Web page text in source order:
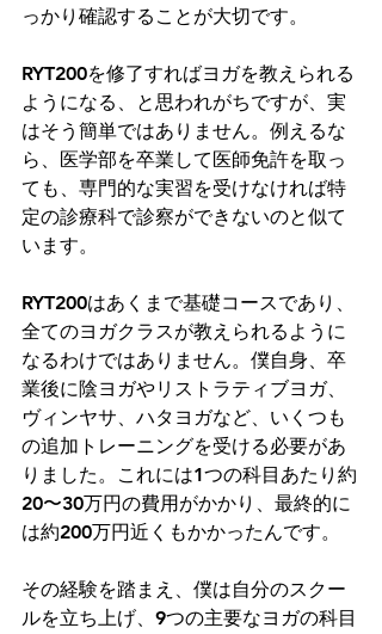
っかり確認することが大切です。
RYT200を修了すればヨガを教えられる
ようになる、と思われがちですが、実
はそう簡単ではありません。例えるな
ら、医学部を卒業して医師免許を取っ
ても、専門的な実習を受けなければ特
定の診療科で診察ができないのと似て
います。
RYT200はあくまで基礎コースであり、
全てのヨガクラスが教えられるように
なるわけではありません。僕自身、卒
業後に陰ヨガやリストラティブヨガ、
ヴィンヤサ、ハタヨガなど、いくつも
の追加トレーニングを受ける必要があ
りました。これには1つの科目あたり約
20〜30万円の費用がかかり、最終的に
は約200万円近くもかかったんです。
その経験を踏まえ、僕は自分のスクー
ルを立ち上げ、9つの主要なヨガの科目